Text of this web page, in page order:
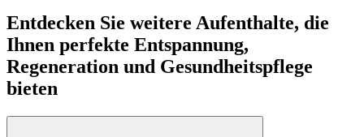
Entdecken Sie weitere Aufenthalte, die
Ihnen perfekte Entspannung,
Regeneration und Gesundheitspflege
bieten